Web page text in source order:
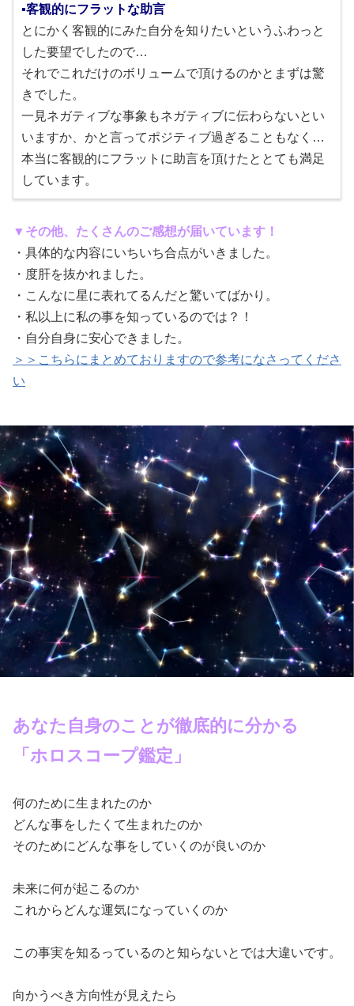
▪客観的にフラットな助言
とにかく客観的にみた自分を知りたいというふわっと
した要望でしたので…
それでこれだけのボリュームで頂けるのかとまずは驚
きでした。
一見ネガティブな事象もネガティブに伝わらないとい
いますか、かと言ってポジティブ過ぎることもなく…
本当に客観的にフラットに助言を頂けたととても満足
しています。
▼その他、たくさんのご感想が届いています！
・具体的な内容にいちいち合点がいきました。
・度肝を抜かれました。
・こんなに星に表れてるんだと驚いてばかり。
・私以上に私の事を知っているのでは？！
・自分自身に安心できました。
＞＞こちらにまとめておりますので参考になさってくださ
い
あなた自身のことが徹底的に分かる
「ホロスコープ鑑定」
何のために生まれたのか
どんな事をしたくて生まれたのか
そのためにどんな事をしていくのが良いのか
未来に何が起こるのか
これからどんな運気になっていくのか
この事実を知るっているのと知らないとでは大違いです。
向かうべき方向性が見えたら